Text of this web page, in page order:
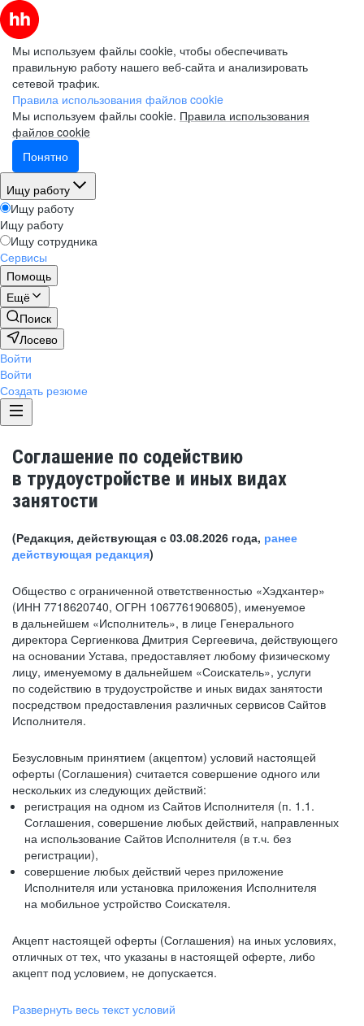
Мы используем файлы cookie, чтобы обеспечивать
правильную работу нашего веб-сайта и анализировать
сетевой трафик.
Правила использования файлов cookie
Мы используем файлы cookie. Правила использования
файлов cookie
Понятно
Ищу работу
Ищу работу
Ищу работу
Ищу сотрудника
Сервисы
Помощь
Ещё
Поиск
Лосево
Войти
Войти
Создать резюме
Соглашение по содействию
в трудоустройстве и иных видах
занятости
(Редакция, действующая с 03.08.2026 года, ранее
действующая редакция)
Общество с ограниченной ответственностью «Хэдхантер»
(ИНН 7718620740, ОГРН 1067761906805), именуемое
в дальнейшем «Исполнитель», в лице Генерального
директора Сергиенкова Дмитрия Сергеевича, действующего
на основании Устава, предоставляет любому физическому
лицу, именуемому в дальнейшем «Соискатель», услуги
по содействию в трудоустройстве и иных видах занятости
посредством предоставления различных сервисов Сайтов
Исполнителя.
Безусловным принятием (акцептом) условий настоящей
оферты (Соглашения) считается совершение одного или
нескольких из следующих действий:
регистрация на одном из Сайтов Исполнителя (п. 1.1.
Соглашения, совершение любых действий, направленных
на использование Сайтов Исполнителя (в т.ч. без
регистрации),
совершение любых действий через приложение
Исполнителя или установка приложения Исполнителя
на мобильное устройство Соискателя.
Акцепт настоящей оферты (Соглашения) на иных условиях,
отличных от тех, что указаны в настоящей оферте, либо
акцепт под условием, не допускается.
Развернуть весь текст условий